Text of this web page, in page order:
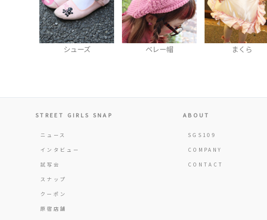
シューズ ベレー帽 まくら
STREET GIRLS SNAP
ニュース
インタビュー
試写会
スナップ
クーポン
原宿店舗
ABOUT
SGS109
COMPANY
CONTACT